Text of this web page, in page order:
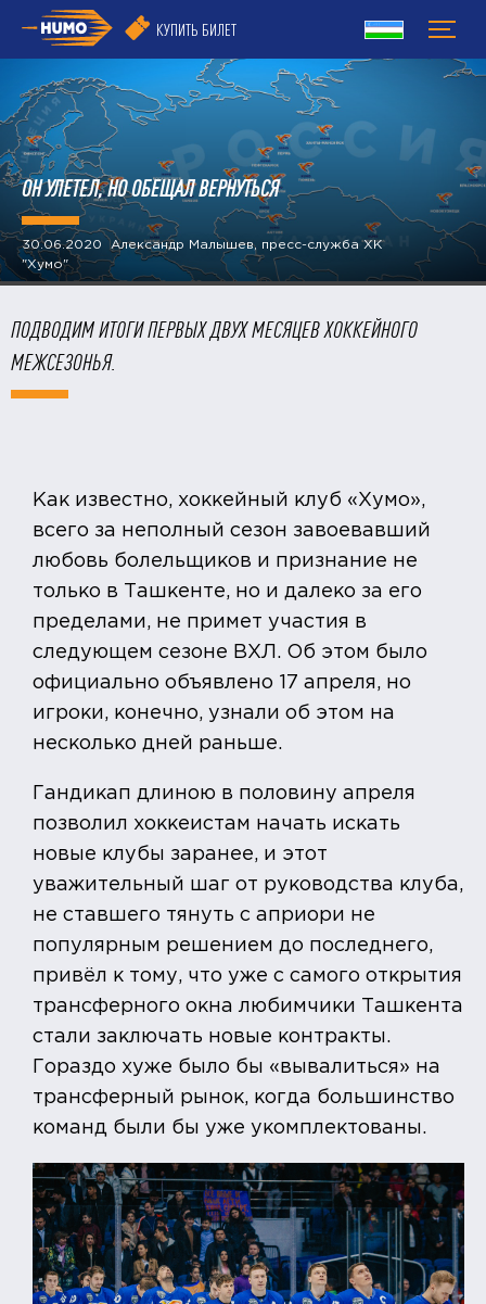
КУПИТЬ БИЛЕТ
ОН УЛЕТЕЛ, НО ОБЕЩАЛ ВЕРНУТЬСЯ
30.06.2020 Александр Малышев, пресс-служба ХК
"Хумо"
ПОДВОДИМ ИТОГИ ПЕРВЫХ ДВУХ МЕСЯЦЕВ ХОККЕЙНОГО
МЕЖСЕЗОНЬЯ.
Как известно, хоккейный клуб «Хумо»,
всего за неполный сезон завоевавший
любовь болельщиков и признание не
только в Ташкенте, но и далеко за его
пределами, не примет участия в
следующем сезоне ВХЛ. Об этом было
официально объявлено 17 апреля, но
игроки, конечно, узнали об этом на
несколько дней раньше.
Гандикап длиною в половину апреля
позволил хоккеистам начать искать
новые клубы заранее, и этот
уважительный шаг от руководства клуба,
не ставшего тянуть с априори не
популярным решением до последнего,
привёл к тому, что уже с самого открытия
трансферного окна любимчики Ташкента
стали заключать новые контракты.
Гораздо хуже было бы «вывалиться» на
трансферный рынок, когда большинство
команд были бы уже укомплектованы.